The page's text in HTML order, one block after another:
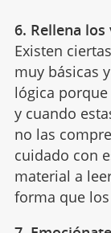
6. Rellena
Existen
muy básicas
lógica
y cuando
no las
cuidado con
material a
forma que